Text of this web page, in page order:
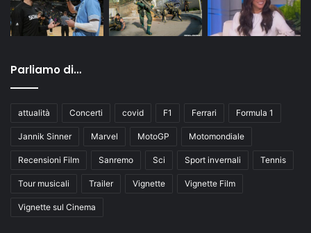
Parliamo di…
attualità Concerti covid F1 Ferrari Formula 1
Jannik Sinner Marvel MotoGP Motomondiale
Recensioni Film Sanremo Sci Sport invernali Tennis
Tour musicali Trailer Vignette Vignette Film
Vignette sul Cinema